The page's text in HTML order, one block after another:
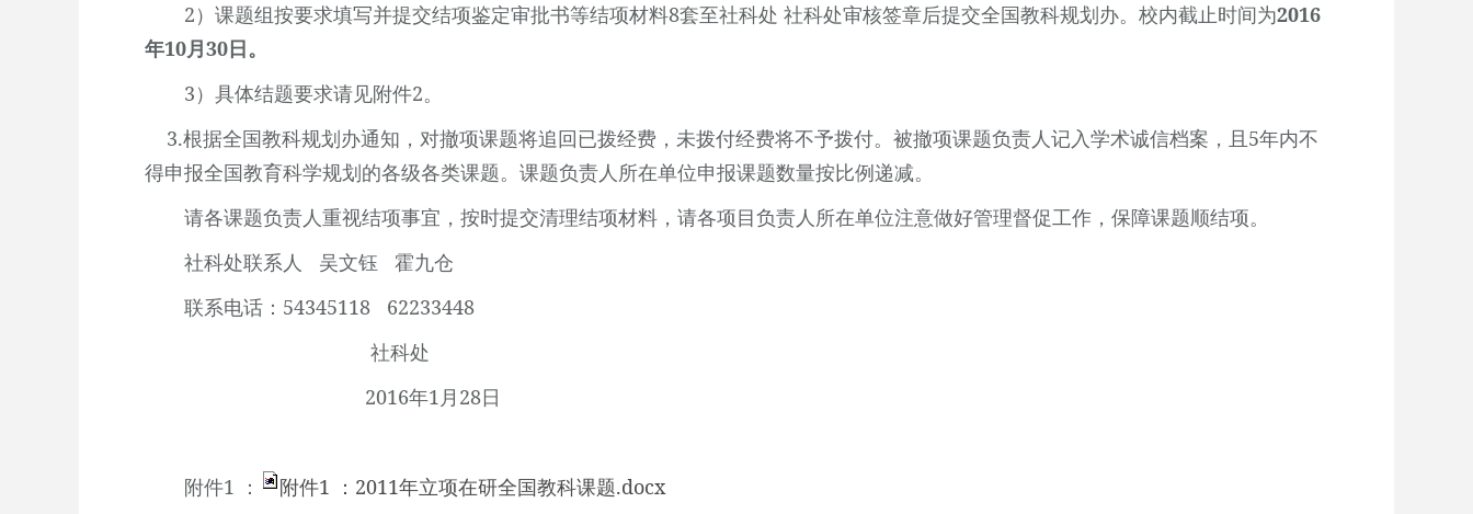
2）课题组按要求填写并提交结项鉴定审批书等结项材料8套至社科处 社科处审核签章后提交全国教科规划办。校内截止时间为2016
年10月30日。
3）具体结题要求请见附件2。
3.根据全国教科规划办通知，对撤项课题将追回已拨经费，未拨付经费将不予拨付。被撤项课题负责人记入学术诚信档案，且 5年内不
得申报全国教育科学规划的各级各类课题。课题负责人所在单位申报课题数量按比例递减。
请各课题负责人重视结项事宜，按时提交清理结项材料，请各项目负责人所在单位注意做好管理督促工作，保障课题顺结项。
社科处联系人
吴文钰
霍九仓
联系电话： 54345118
62233448
社科处
2016年1月 28日
附件1 ： 附件1 ：2011年立项在研全国教科课题.docx